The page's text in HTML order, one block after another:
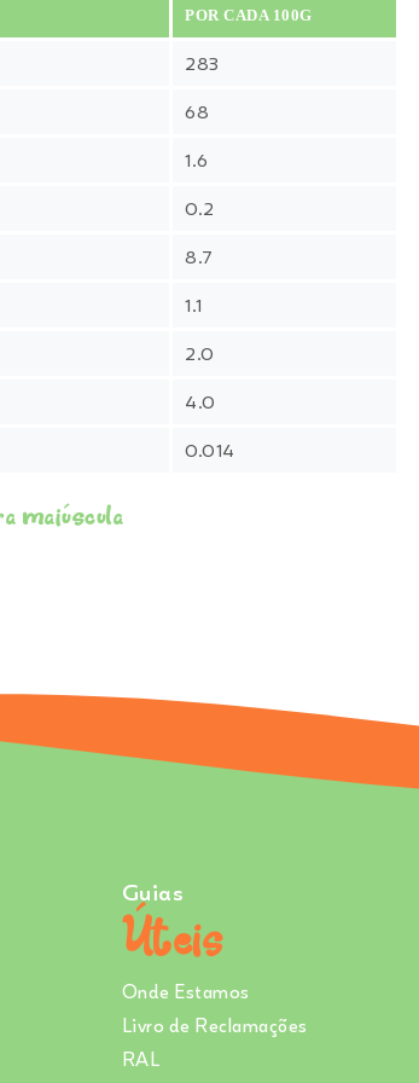
POR CADA 100G
283
68
1.6
0.2
8.7
1.1
2.0
4.0
0.014
maiúscula
Guias
Úteis
Onde Estamos
Livro de Reclamações
RAL